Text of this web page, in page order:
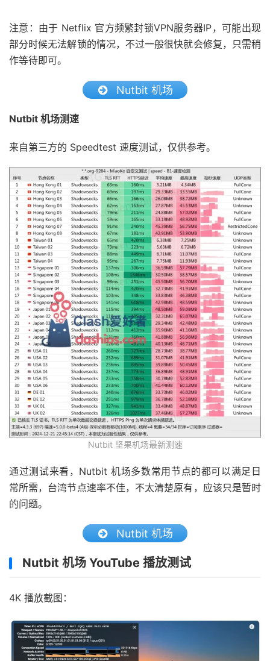
注意：由于 Netflix 官方频繁封锁VPN服务器IP，可能出现
部分时候无法解锁的情况，不过一般很快就会修复，只需稍
作等待即可。
Nutbit 机场
Nutbit 机场测速
来自第三方的 Speedtest 速度测试，仅供参考。
Nutbit 坚果机场最新测速
通过测试来看，Nutbit 机场多数常用节点的都可以满足日
常所需，台湾节点速率不佳，不太清楚原有，应该只是暂时
的问题。
Nutbit 机场
Nutbit 机场 YouTube 播放测试
4K 播放截图：